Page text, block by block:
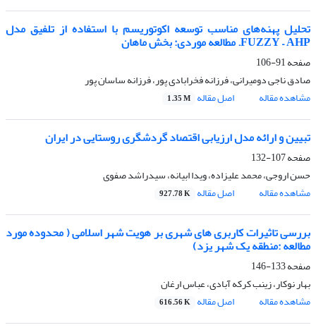
تحلیل پهنه‌های مناسب توسعه اکوتوریسم با استفاده از تلفیق مدل
FUZZY – AHP. مطالعه موردی: بخش ماهان
صفحه91-106
صادق ناجی دومیرانی، فرزانه فخرابادی پور، فرزانه ساسان پور
مشاهده مقاله
اصل مقاله 1.35 M
تبیین و ارائه مدل ارزیابی اقتصاد گردشگری روستایی در ایران
صفحه107-132
حسن اروجی، محمد علیزاده، ویدا ابیانه، سیدراشد صفوی
مشاهده مقاله
اصل مقاله 927.78 K
بررسی تاثیرات کاربری های شهری بر هویت شهر اسلامی ( محدوده مورد
مطالعه :منطقه یک شهر یزد)
صفحه133-146
بهار نوکار، زینب کرکه آبادی، عباس ارغان
مشاهده مقاله
اصل مقاله 616.56 K